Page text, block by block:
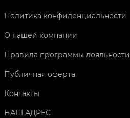
Политика конфиденциальности
О нашей компании
Правила программы лояльности
Публичная оферта
Контакты
НАШ АДРЕС